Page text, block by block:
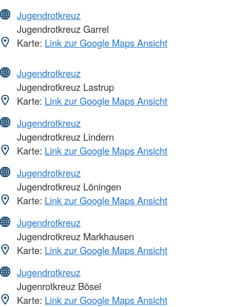
Jugendrotkreuz
Jugendrotkreuz Garrel
Karte: Link zur Google Maps Ansicht
Jugendrotkreuz
Jugendrotkreuz Lastrup
Karte: Link zur Google Maps Ansicht
Jugendrotkreuz
Jugendrotkreuz Lindern
Karte: Link zur Google Maps Ansicht
Jugendrotkreuz
Jugendrotkreuz Löningen
Karte: Link zur Google Maps Ansicht
Jugendrotkreuz
Jugendrotkreuz Markhausen
Karte: Link zur Google Maps Ansicht
Jugendrotkreuz
Jugenrotkreuz Bösel
Karte: Link zur Google Maps Ansicht